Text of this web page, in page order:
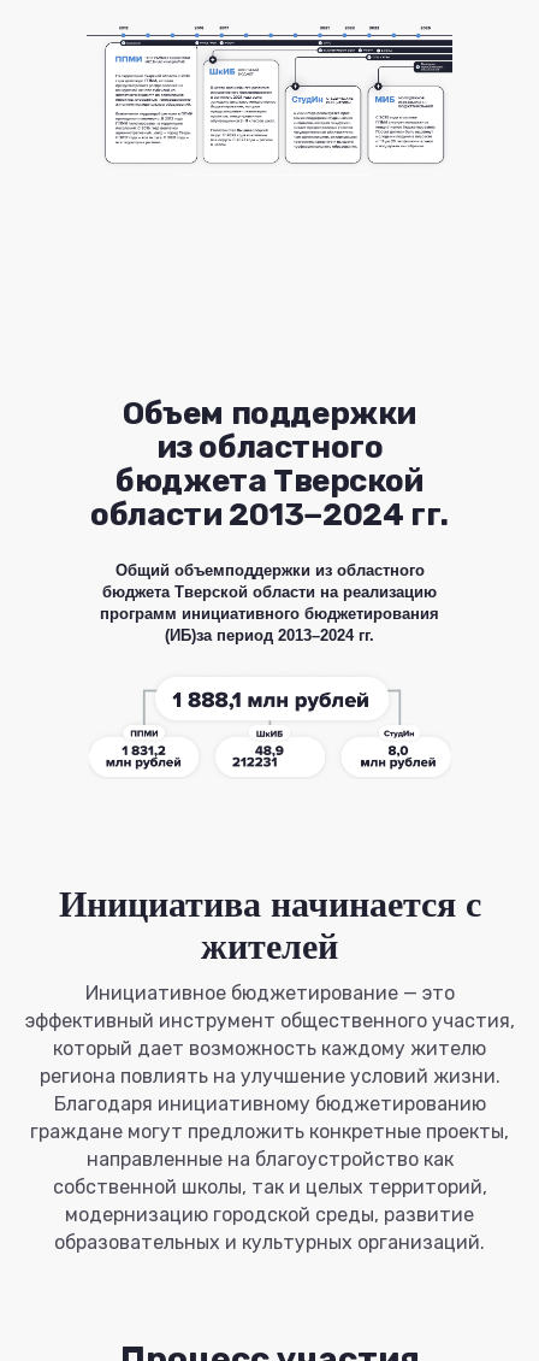
Объем поддержки
из областного
бюджета Тверской
области 2013−2024 гг.
Общий объемподдержки из областного
бюджета Тверской области на реализацию
программ инициативного бюджетирования
(ИБ)за период 2013–2024 гг.
Инициатива начинается с
жителей
Инициативное бюджетирование — это
эффективный инструмент общественного участия,
который дает возможность каждому жителю
региона повлиять на улучшение условий жизни.
Благодаря инициативному бюджетированию
граждане могут предложить конкретные проекты,
направленные на благоустройство как
собственной школы, так и целых территорий,
модернизацию городской среды, развитие
образовательных и культурных организаций.